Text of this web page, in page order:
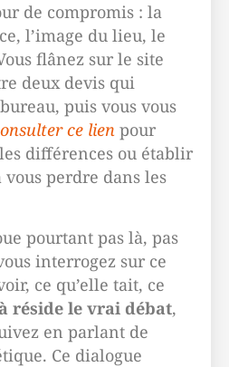
de compromis : la
l’image du lieu, le
flânez sur le site
deux devis qui
puis vous vous
ce lien pour
différences ou établir
perdre dans les
pourtant pas là, pas
interrogez sur ce
ce qu’elle tait, ce
réside le vrai débat,
en parlant de
Ce dialogue